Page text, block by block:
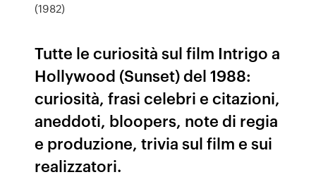
(1982)
Tutte le curiosità sul film Intrigo a
Hollywood (Sunset) del 1988:
curiosità, frasi celebri e citazioni,
aneddoti, bloopers, note di regia
e produzione, trivia sul film e sui
realizzatori.